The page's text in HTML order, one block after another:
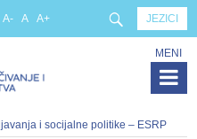
JEZICI
A- A A+
MENI
i socijalne politike – ESRP